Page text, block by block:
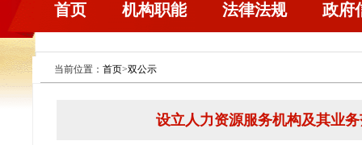
首页 机构职能 法律法规 政府
当前位置： 首页>双公示
设立人力资源服务机构及其业